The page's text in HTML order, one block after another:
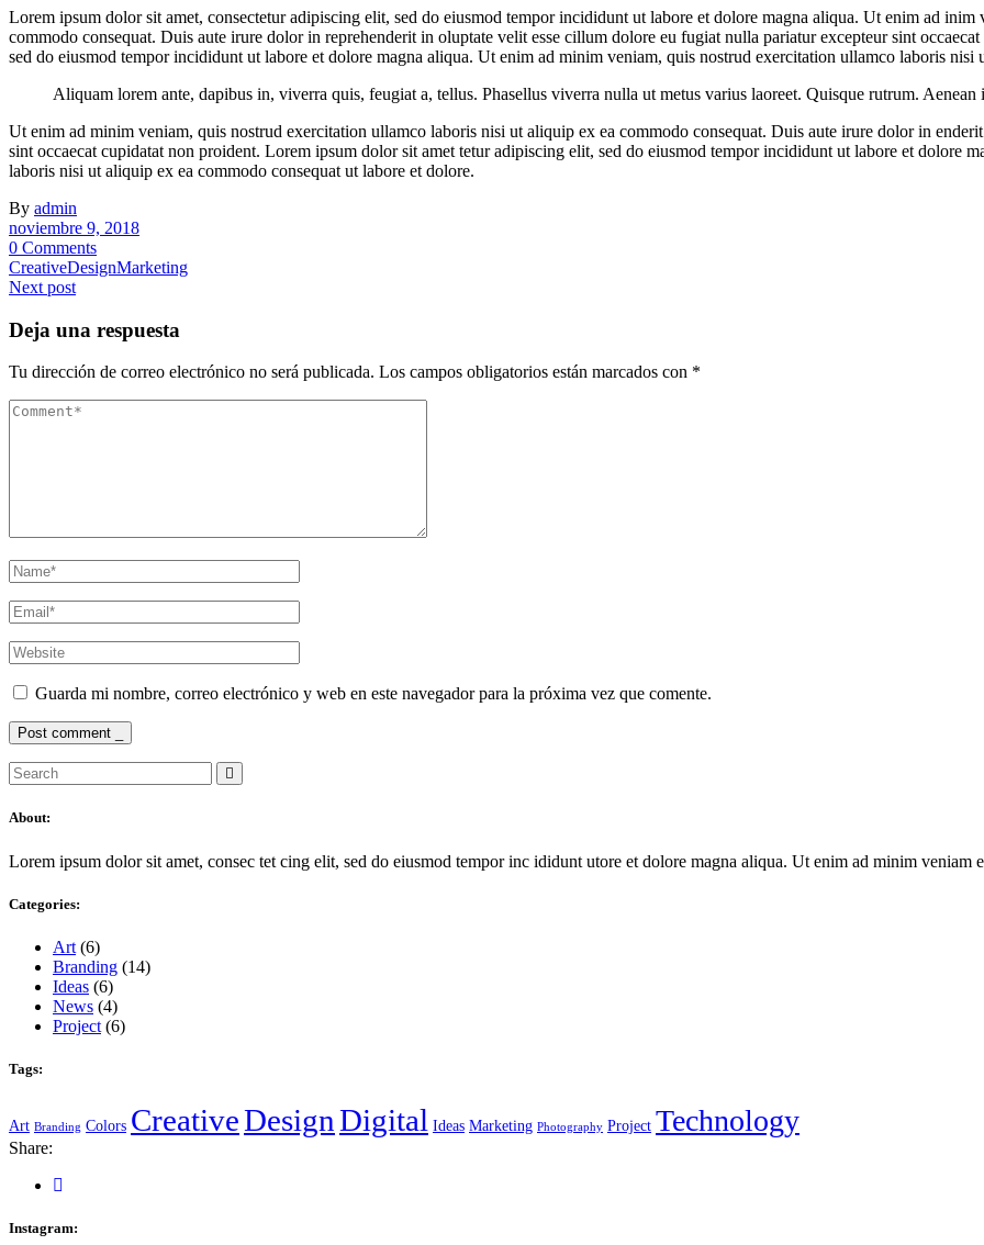
Lorem ipsum dolor sit amet, consectetur adipiscing elit, sed do eiusmod tempor incididunt ut labore et dolore magna aliqua. Ut enim ad
commodo consequat. Duis aute irure dolor in reprehenderit in oluptate velit esse cillum dolore eu fugiat nulla pariatur excepteur sint
sed do eiusmod tempor incididunt ut labore et dolore magna aliqua. Ut enim ad minim veniam, quis nostrud exercitation ullamco laboris
Aliquam lorem ante, dapibus in, viverra quis, feugiat a, tellus. Phasellus viverra nulla ut metus varius laoreet. Quisque rutrum.
Ut enim ad minim veniam, quis nostrud exercitation ullamco laboris nisi ut aliquip ex ea commodo consequat. Duis aute irure dolor in
sint occaecat cupidatat non proident. Lorem ipsum dolor sit amet tetur adipiscing elit, sed do eiusmod tempor incididunt ut labore et dolore
laboris nisi ut aliquip ex ea commodo consequat ut labore et dolore.
By admin
noviembre 9, 2018
0 Comments
CreativeDesignMarketing
Next post
Deja una respuesta
Tu dirección de correo electrónico no será publicada. Los campos obligatorios están marcados con *
Guarda mi nombre, correo electrónico y web en este navegador para la próxima vez que comente.
Post comment _
Search
for:
About:
Lorem ipsum dolor sit amet, consec tet cing elit, sed do eiusmod tempor inc ididunt utore et dolore magna aliqua. Ut enim ad minim veniam
Categories:
Art (6)
Branding (14)
Ideas (6)
News (4)
Project (6)
Tags:
Art Branding Colors CreativeDesignDigital Ideas Marketing Photography Project Technology
Share:
Instagram: